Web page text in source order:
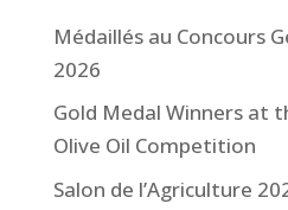
Médaillés au Concours
2026
Gold Medal Winners at
Olive Oil Competition
Salon de l’Agriculture